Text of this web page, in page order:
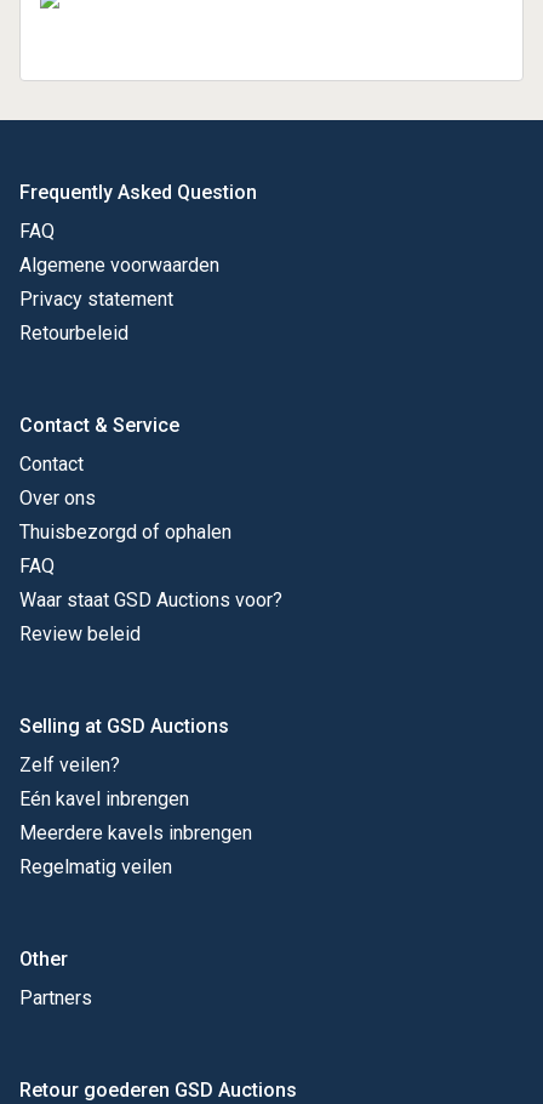
Frequently Asked Question
FAQ
Algemene voorwaarden
Privacy statement
Retourbeleid
Contact & Service
Contact
Over ons
Thuisbezorgd of ophalen
FAQ
Waar staat GSD Auctions voor?
Review beleid
Selling at GSD Auctions
Zelf veilen?
Eén kavel inbrengen
Meerdere kavels inbrengen
Regelmatig veilen
Other
Partners
Retour goederen GSD Auctions